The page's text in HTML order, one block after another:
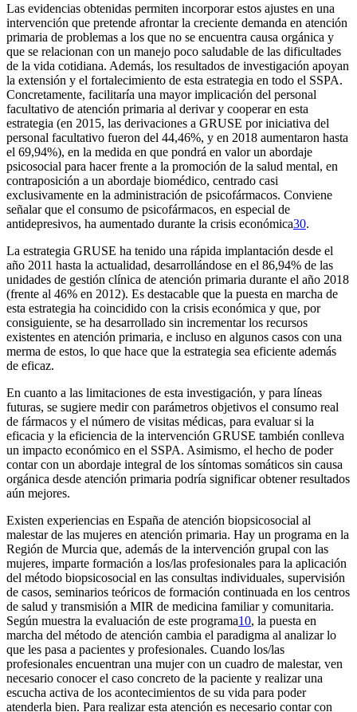
Las evidencias obtenidas permiten incorporar estos ajustes en una
intervención que pretende afrontar la creciente demanda en atención
primaria de problemas a los que no se encuentra causa orgánica y
que se relacionan con un manejo poco saludable de las dificultades
de la vida cotidiana. Además, los resultados de investigación apoyan
la extensión y el fortalecimiento de esta estrategia en todo el SSPA.
Concretamente, facilitaría una mayor implicación del personal
facultativo de atención primaria al derivar y cooperar en esta
estrategia (en 2015, las derivaciones a GRUSE por iniciativa del
personal facultativo fueron del 44,46%, y en 2018 aumentaron hasta
el 69,94%), en la medida en que pondrá en valor un abordaje
psicosocial para hacer frente a la promoción de la salud mental, en
contraposición a un abordaje biomédico, centrado casi
exclusivamente en la administración de psicofármacos. Conviene
señalar que el consumo de psicofármacos, en especial de
antidepresivos, ha aumentado durante la crisis económica30.
La estrategia GRUSE ha tenido una rápida implantación desde el
año 2011 hasta la actualidad, desarrollándose en el 86,94% de las
unidades de gestión clínica de atención primaria durante el año 2018
(frente al 46% en 2012). Es destacable que la puesta en marcha de
esta estrategia ha coincidido con la crisis económica y que, por
consiguiente, se ha desarrollado sin incrementar los recursos
existentes en atención primaria, e incluso en algunos casos con una
merma de estos, lo que hace que la estrategia sea eficiente además
de eficaz.
En cuanto a las limitaciones de esta investigación, y para líneas
futuras, se sugiere medir con parámetros objetivos el consumo real
de fármacos y el número de visitas médicas, para evaluar si la
eficacia y la eficiencia de la intervención GRUSE también conlleva
un impacto económico en el SSPA. Asimismo, el hecho de poder
contar con un abordaje integral de los síntomas somáticos sin causa
orgánica desde atención primaria podría significar obtener resultados
aún mejores.
Existen experiencias en España de atención biopsicosocial al
malestar de las mujeres en atención primaria. Hay un programa en la
Región de Murcia que, además de la intervención grupal con las
mujeres, imparte formación a los/las profesionales para la aplicación
del método biopsicosocial en las consultas individuales, supervisión
de casos, seminarios teóricos de formación continuada en los centros
de salud y transmisión a MIR de medicina familiar y comunitaria.
Según muestra la evaluación de este programa10, la puesta en
marcha del método de atención cambia el paradigma al analizar lo
que les pasa a pacientes y profesionales. Cuando los/las
profesionales encuentran una mujer con un cuadro de malestar, ven
necesario conocer el caso concreto de la paciente y realizar una
escucha activa de los acontecimientos de su vida para poder
atenderla bien. Para realizar esta atención es necesario contar con